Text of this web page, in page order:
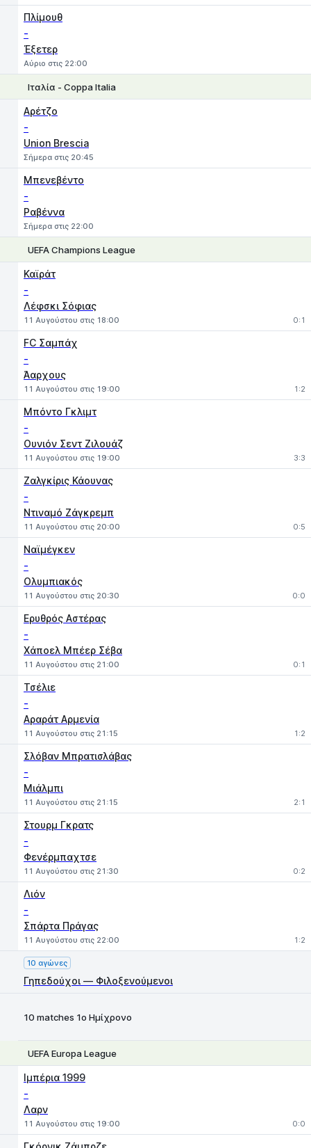
Πλίμουθ
-
Έξετερ
Αύριο στις 22:00
Ιταλία - Coppa Italia
Αρέτζο
-
Union Brescia
Σήμερα στις 20:45
Μπενεβέντο
-
Ραβέννα
Σήμερα στις 22:00
UEFA Champions League
Καϊράτ
-
Λέφσκι Σόφιας
11 Αυγούστου στις 18:00 0:1
FC Σαμπάχ
-
Άαρχους
11 Αυγούστου στις 19:00 1:2
Μπόντο Γκλιμτ
-
Ουνιόν Σεντ Ζιλουάζ
11 Αυγούστου στις 19:00 3:3
Ζαλγκίρις Κάουνας
-
Ντιναμό Ζάγκρεμπ
11 Αυγούστου στις 20:00 0:5
Ναϊμέγκεν
-
Ολυμπιακός
11 Αυγούστου στις 20:30 0:0
Ερυθρός Αστέρας
-
Χάποελ Μπέερ Σέβα
11 Αυγούστου στις 21:00 0:1
Τσέλιε
-
Αραράτ Αρμενία
11 Αυγούστου στις 21:15 1:2
Σλόβαν Μπρατισλάβας
-
Μιάλμπι
11 Αυγούστου στις 21:15 2:1
Στουρμ Γκρατς
-
Φενέρμπαχτσε
11 Αυγούστου στις 21:30 0:2
Λιόν
-
Σπάρτα Πράγας
11 Αυγούστου στις 22:00 1:2
10 αγώνες
Γηπεδούχοι — Φιλοξενούμενοι
10 matches 1ο Ημίχρονο
UEFA Europa League
Ιμπέρια 1999
-
Λαρν
11 Αυγούστου στις 19:00 0:0